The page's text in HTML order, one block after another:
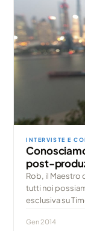
INTERVISTE E
post-
Rob, il
tutti noi
esclusiva su
Gen 2014